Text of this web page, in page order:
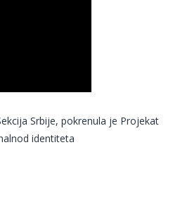
Srbije, pokrenula je Projekat
identiteta